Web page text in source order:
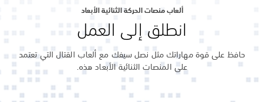
ألعاب منصات الحركة الثنائية الأبعاد
انطلق إلى العمل
حافظ على قوة مهاراتك مثل نصل سيفك مع ألعاب القتال التي تعتمد
على المنصات الثنائية الأبعاد هذه.